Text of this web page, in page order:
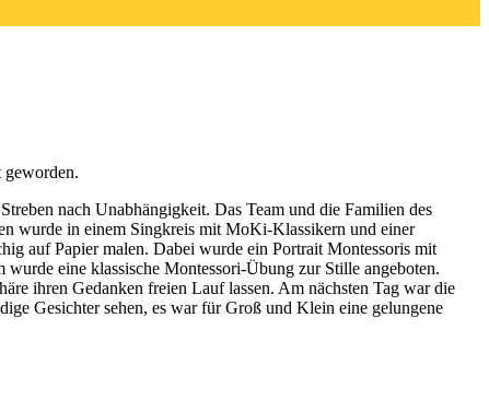
geworden.
nach Unabhängigkeit. Das Team und die Familien des
wurde in einem Singkreis mit MoKi-Klassikern und einer
auf Papier malen. Dabei wurde ein Portrait Montessoris mit
eine klassische Montessori-Übung zur Stille angeboten.
ihren Gedanken freien Lauf lassen. Am nächsten Tag war die
Gesichter sehen, es war für Groß und Klein eine gelungene